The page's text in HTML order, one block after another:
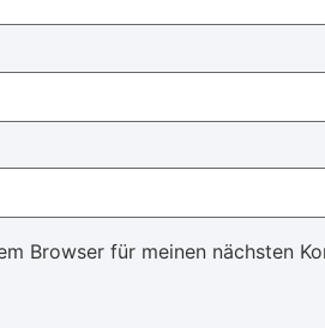
Browser für meinen nächsten